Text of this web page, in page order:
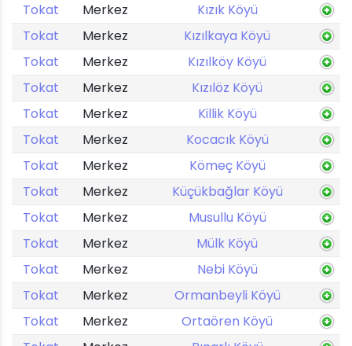
Tokat
Merkez
Kızık Köyü
Tokat
Merkez
Kızılkaya Köyü
Tokat
Merkez
Kızılköy Köyü
Tokat
Merkez
Kızılöz Köyü
Tokat
Merkez
Killik Köyü
Tokat
Merkez
Kocacık Köyü
Tokat
Merkez
Kömeç Köyü
Tokat
Merkez
Küçükbağlar Köyü
Tokat
Merkez
Musullu Köyü
Tokat
Merkez
Mülk Köyü
Tokat
Merkez
Nebi Köyü
Tokat
Merkez
Ormanbeyli Köyü
Tokat
Merkez
Ortaören Köyü